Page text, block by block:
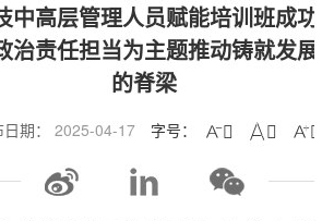
中高层管理人员赋能培训班成功
责任担当为主题推动铸就发展
的脊梁
期： 2025-04-17 字号：   